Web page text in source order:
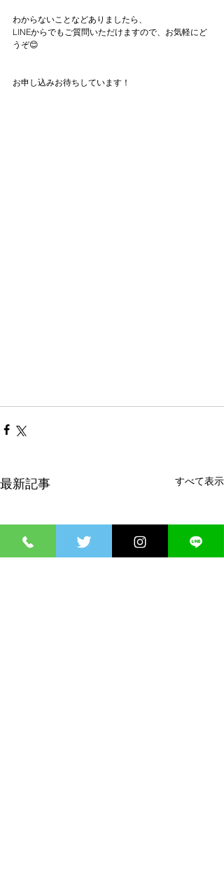
わからないことなどありましたら、
LINEからでもご質問いただけますので、お気軽にど
うぞ😊
お申し込みお待ちしています！
最新記事 すべて表示